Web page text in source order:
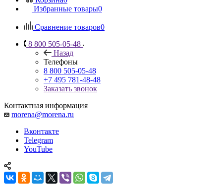
Избранные товары0
Сравнение товаров0
8 800 505-05-48
Назад
Телефоны
8 800 505-05-48
+7 495 781-48-48
Заказать звонок
Контактная информация
morena@morena.ru
Вконтакте
Telegram
YouTube